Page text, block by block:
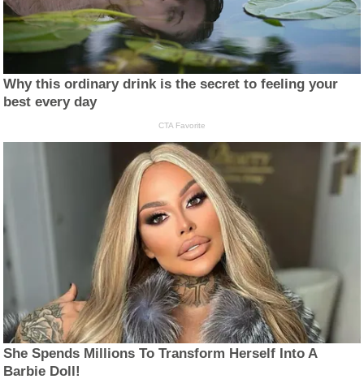
Why this ordinary drink is the secret to feeling your
best every day
CTA Favorite
She Spends Millions To Transform Herself Into A
Barbie Doll!